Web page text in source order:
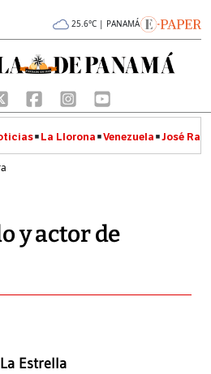
25.6°C | PANAMÁ
La Llorona Venezuela José
y actor de
Estrella